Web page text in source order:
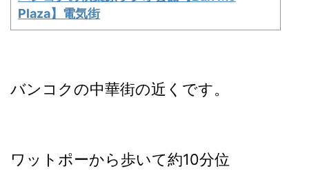
Plaza】電気街
バンコクの中華街の近くです。
ワットポーから歩いて約10分位